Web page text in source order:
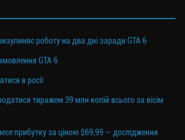
роботу на два дні заради GTA 6
GTA 6
в росії
тиражем 39 млн копій всього за вісім
прибутку за ціною $69,99 — дослідження